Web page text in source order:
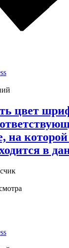
цвет
на
в